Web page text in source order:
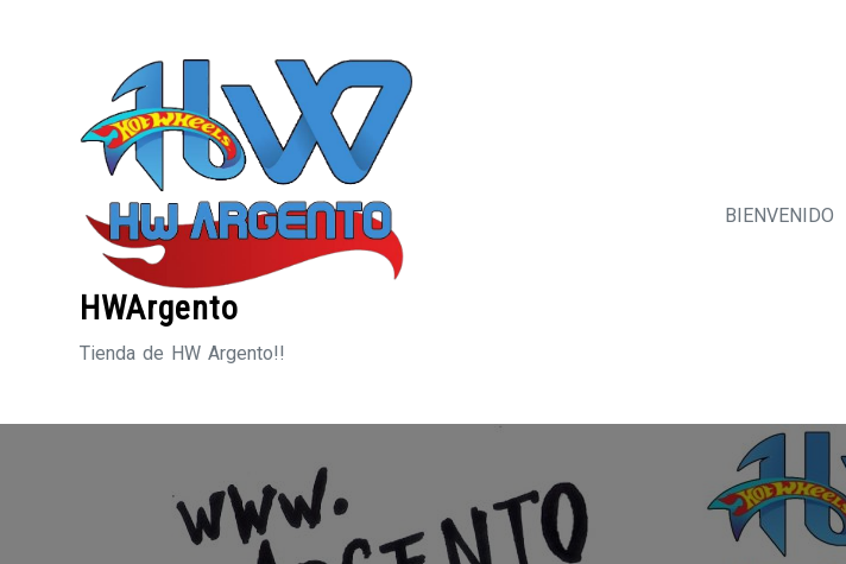
HWArgento
Tienda de HW Argento!!
BIENVENIDO